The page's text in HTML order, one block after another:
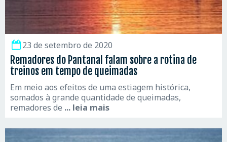
23 de setembro de 2020
Remadores do Pantanal falam sobre a rotina de
treinos em tempo de queimadas
Em meio aos efeitos de uma estiagem histórica,
somados à grande quantidade de queimadas,
remadores de ... leia mais